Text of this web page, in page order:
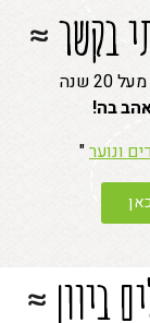
בקשר
שנה
בה!
ונוער"
ביוון